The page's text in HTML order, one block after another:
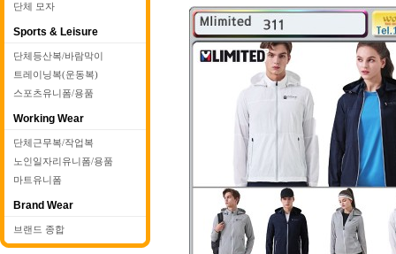
단체 모자
Sports & Leisure
단체등산복/바람막이
트레이닝복(운동복)
스포츠유니폼/용품
Working Wear
단체근무복/작업복
노인일자리유니폼/용품
마트유니폼
Brand Wear
브랜드 종합